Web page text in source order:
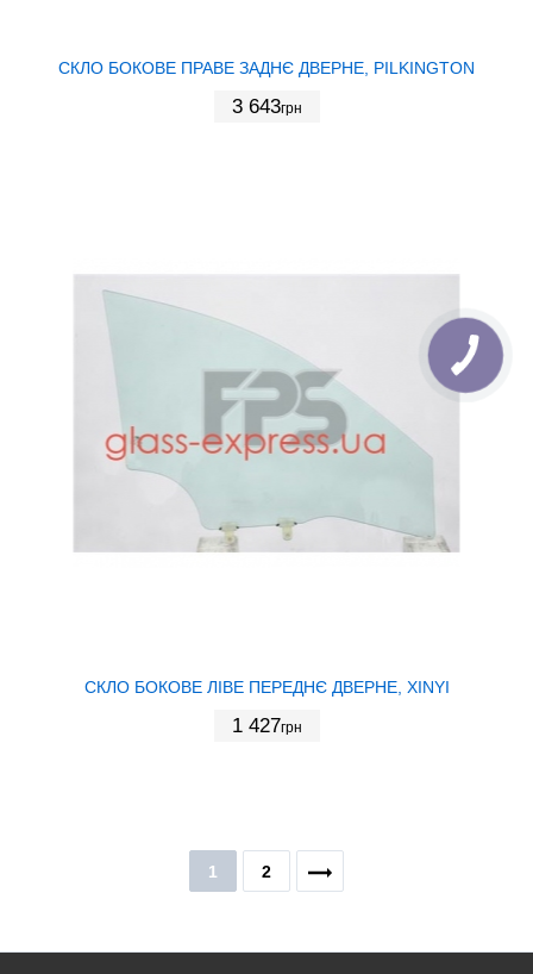
СКЛО БОКОВЕ ПРАВЕ ЗАДНЄ ДВЕРНЕ, PILKINGTON
3 643грн
СКЛО БОКОВЕ ЛІВЕ ПЕРЕДНЄ ДВЕРНЕ, XINYI
1 427грн
1 2